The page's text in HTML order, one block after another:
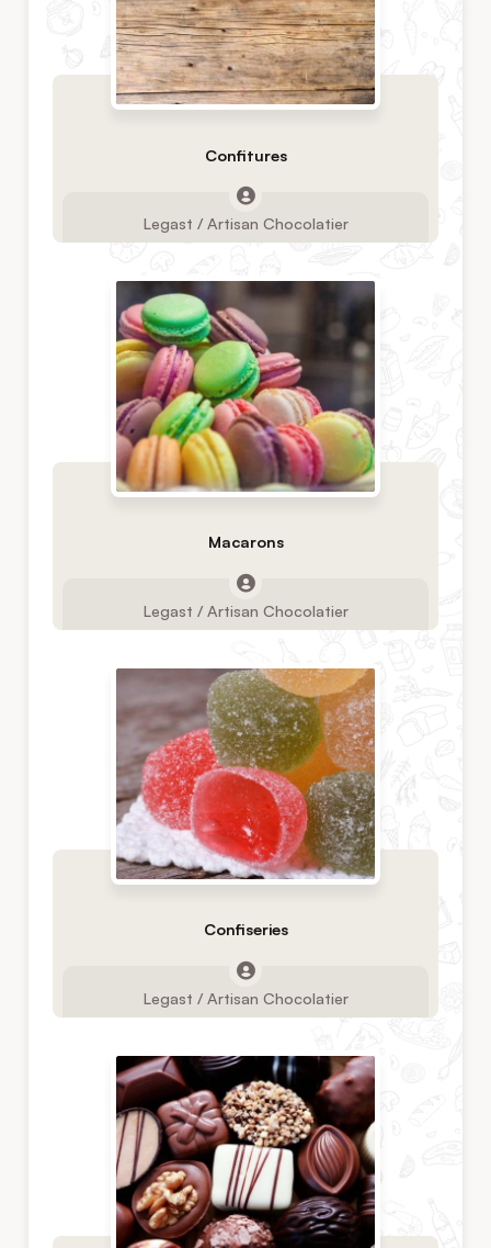
Confitures
Legast / Artisan Chocolatier
Macarons
Legast / Artisan Chocolatier
Confiseries
Legast / Artisan Chocolatier